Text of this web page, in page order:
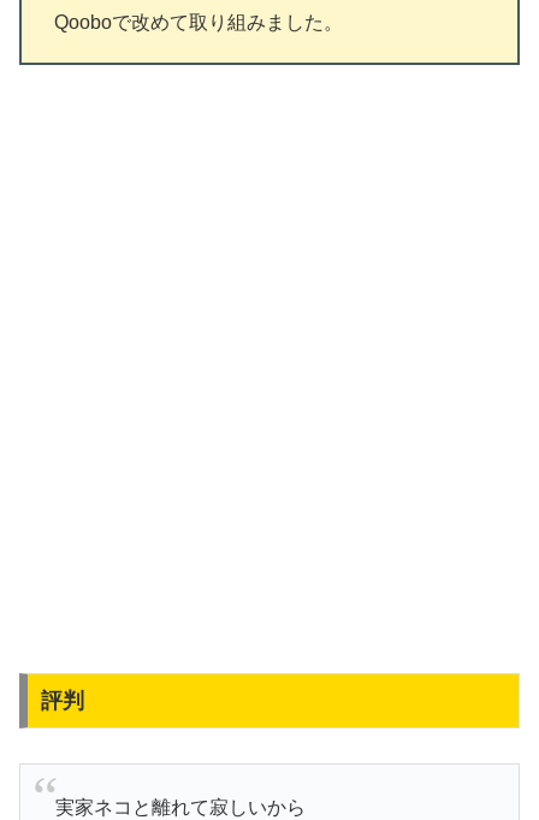
Qooboで改めて取り組みました。
評判
実家ネコと離れて寂しいから